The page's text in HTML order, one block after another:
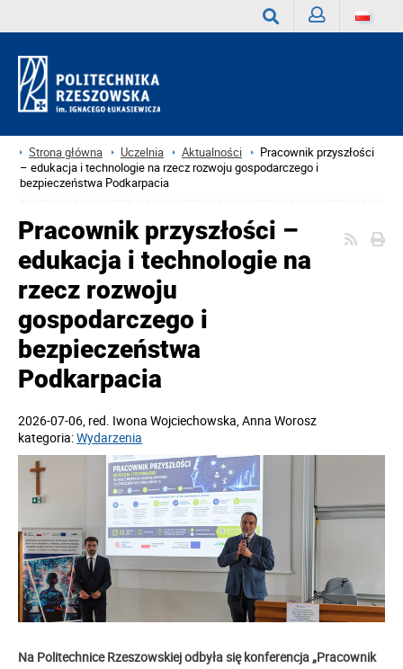
Strona główna Uczelnia Aktualności
Pracownik przyszłości
– edukacja i technologie na rzecz rozwoju gospodarczego i
bezpieczeństwa Podkarpacia
Pracownik przyszłości –
edukacja i technologie na
rzecz rozwoju
gospodarczego i
bezpieczeństwa
Podkarpacia
2026-07-06, red. Iwona Wojciechowska, Anna Worosz
kategoria:Wydarzenia
Na Politechnice Rzeszowskiej odbyła się konferencja„Pracownik